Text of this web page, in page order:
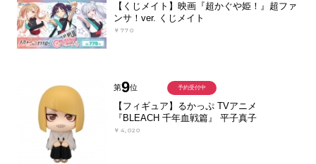
【くじメイト】映画『超かぐや姫！』超ファ
ンサ！ver. くじメイト
￥770
第9位
【フィギュア】るかっぷ TVアニメ
『BLEACH 千年血戦篇』 平子真子
￥4,020
予約受付中